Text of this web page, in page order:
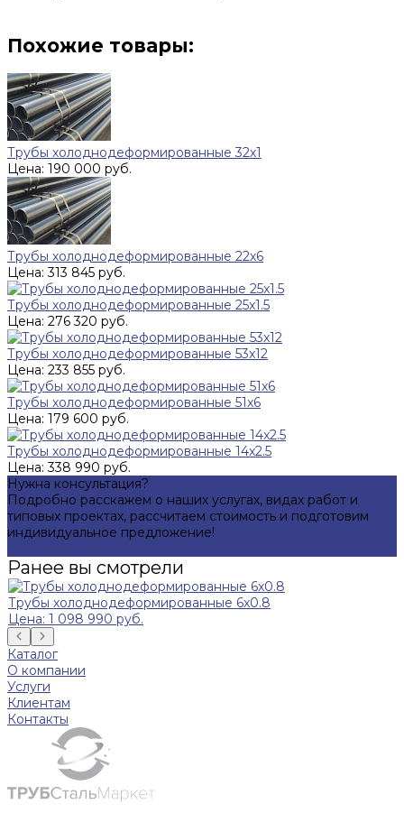
Похожие товары:
Трубы холоднодеформированные 32х1
Цена: 190 000 руб.
Трубы холоднодеформированные 22х6
Цена: 313 845 руб.
Трубы холоднодеформированные 25x1.5
Цена: 276 320 руб.
Трубы холоднодеформированные 53x12
Цена: 233 855 руб.
Трубы холоднодеформированные 51x6
Цена: 179 600 руб.
Трубы холоднодеформированные 14x2.5
Цена: 338 990 руб.
Нужна консультация?
Подробно расскажем о наших услугах, видах работ и
типовых проектах, рассчитаем стоимость и подготовим
индивидуальное предложение!
Ранее вы смотрели
Трубы холоднодеформированные 6x0.8
Цена: 1 098 990 руб.
Каталог
О компании
Услуги
Клиентам
Контакты